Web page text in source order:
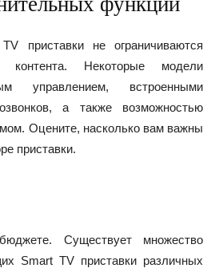
приставки не ограничиваются
контента. Некоторые модели
управлением, встроенными
а также возможностью
Оцените, насколько вам важны
приставки.
Существует множество
Smart TV приставки различных